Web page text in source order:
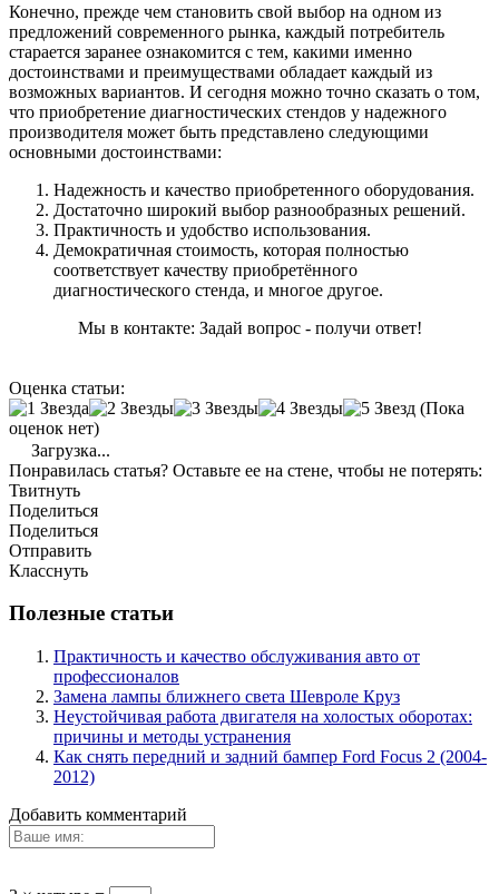
Конечно, прежде чем становить свой выбор на одном из
предложений современного рынка, каждый потребитель
старается заранее ознакомится с тем, какими именно
достоинствами и преимуществами обладает каждый из
возможных вариантов. И сегодня можно точно сказать о том,
что приобретение диагностических стендов у надежного
производителя может быть представлено следующими
основными достоинствами:
Надежность и качество приобретенного оборудования.
Достаточно широкий выбор разнообразных решений.
Практичность и удобство использования.
Демократичная стоимость, которая полностью
соответствует качеству приобретённого
диагностического стенда, и многое другое.
Мы в контакте: Задай вопрос - получи ответ!
Оценка статьи:
(Пока
оценок нет)
Загрузка...
Понравилась статья? Оставьте ее на стене, чтобы не потерять:
Твитнуть
Поделиться
Поделиться
Отправить
Класснуть
Полезные статьи
Практичность и качество обслуживания авто от
профессионалов
Замена лампы ближнего света Шевроле Круз
Неустойчивая работа двигателя на холостых оборотах:
причины и методы устранения
Как снять передний и задний бампер Ford Focus 2 (2004-
2012)
Добавить комментарий